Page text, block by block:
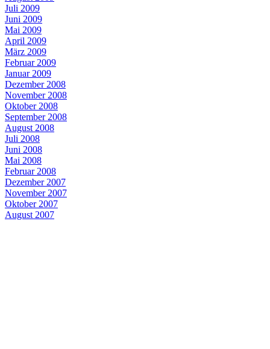
Juli 2009
Juni 2009
Mai 2009
April 2009
März 2009
Februar 2009
Januar 2009
Dezember 2008
November 2008
Oktober 2008
September 2008
August 2008
Juli 2008
Juni 2008
Mai 2008
Februar 2008
Dezember 2007
November 2007
Oktober 2007
August 2007